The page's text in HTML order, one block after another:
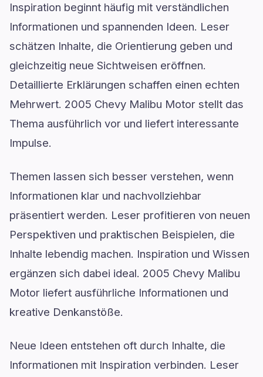
Inspiration beginnt häufig mit verständlichen
Informationen und spannenden Ideen. Leser
schätzen Inhalte, die Orientierung geben und
gleichzeitig neue Sichtweisen eröffnen.
Detaillierte Erklärungen schaffen einen echten
Mehrwert. 2005 Chevy Malibu Motor stellt das
Thema ausführlich vor und liefert interessante
Impulse.
Themen lassen sich besser verstehen, wenn
Informationen klar und nachvollziehbar
präsentiert werden. Leser profitieren von neuen
Perspektiven und praktischen Beispielen, die
Inhalte lebendig machen. Inspiration und Wissen
ergänzen sich dabei ideal. 2005 Chevy Malibu
Motor liefert ausführliche Informationen und
kreative Denkanstöße.
Neue Ideen entstehen oft durch Inhalte, die
Informationen mit Inspiration verbinden. Leser